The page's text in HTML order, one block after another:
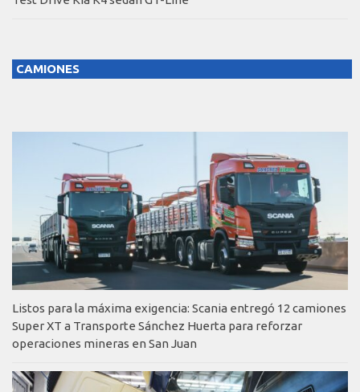
CAMIONES
Listos para la máxima exigencia: Scania entregó 12 camiones
Super XT a Transporte Sánchez Huerta para reforzar
operaciones mineras en San Juan